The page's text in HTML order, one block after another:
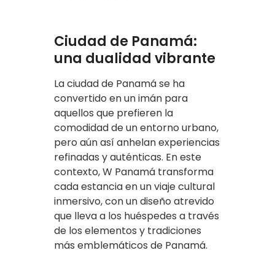
Ciudad de Panamá:
una dualidad vibrante
La ciudad de Panamá se ha
convertido en un imán para
aquellos que prefieren la
comodidad de un entorno urbano,
pero aún así anhelan experiencias
refinadas y auténticas. En este
contexto, W Panamá transforma
cada estancia en un viaje cultural
inmersivo, con un diseño atrevido
que lleva a los huéspedes a través
de los elementos y tradiciones
más emblemáticos de Panamá.